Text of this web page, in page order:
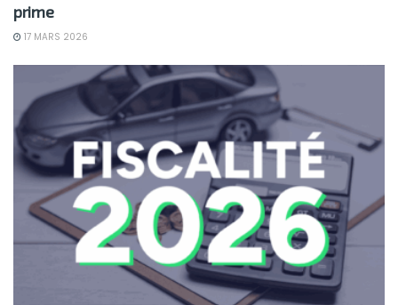
prime
17 MARS 2026